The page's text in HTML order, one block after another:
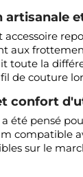
artisanale
accessoire
aux
toute la
de couture
confort
a été pensé
compatible
sur le